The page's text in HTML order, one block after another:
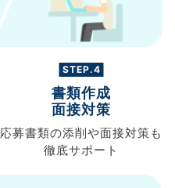
STEP.4
書類作成
面接対策
応募書類の添削や面接対策も
徹底サポート